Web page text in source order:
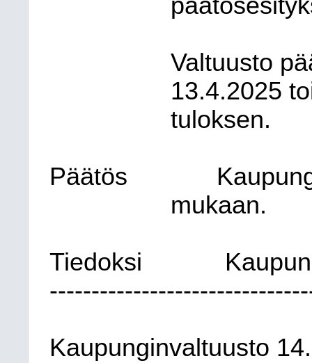
Valtuusto
13.4.2025
tuloksen.
Päätös
mukaan.
Tiedoksi
Kaupunginvaltuusto